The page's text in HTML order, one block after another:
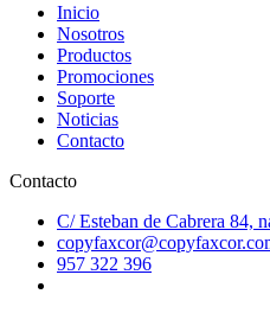
Inicio
Nosotros
Productos
Promociones
Soporte
Noticias
Contacto
Contacto
C/ Esteban de Cabrera 84,
957 322 396